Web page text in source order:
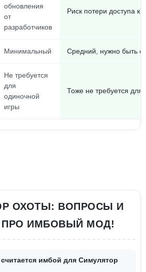
обновления
от
разработчиков
Риск потери доступа к
Минимальный Средний, нужно быть
Не требуется
для
одиночной
игры
Тоже не требуется для
ОХОТЫ: ВОПРОСЫ И
ПРО ИМБОВЫЙ МОД!
имбой для Симулятор